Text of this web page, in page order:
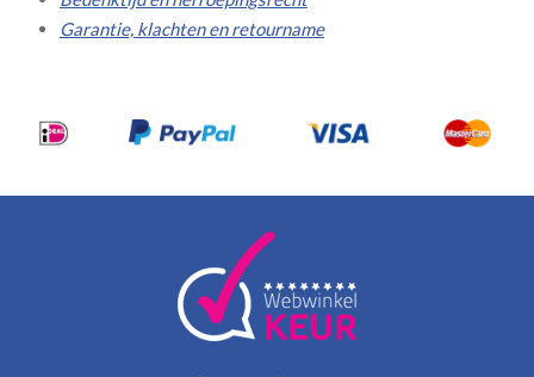
Garantie, klachten en retourname